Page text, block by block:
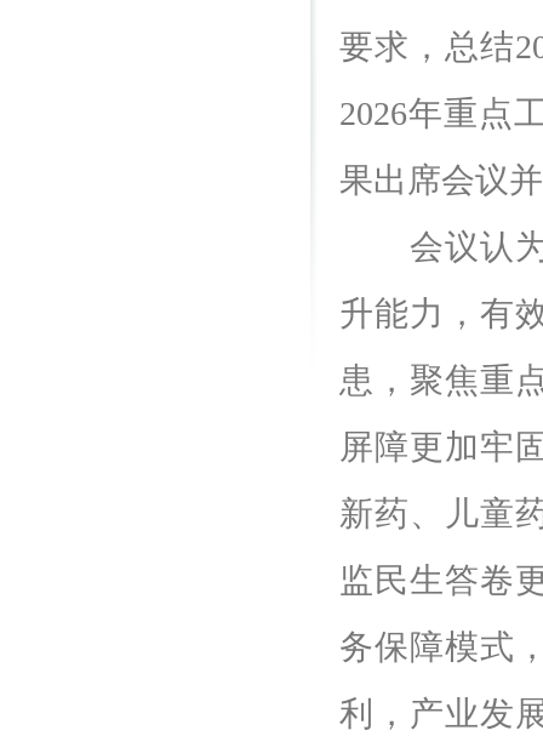
要求，总结
2026年重点
果出席会议
会议认为
升能力，有
患，聚焦重
屏障更加牢
新药、儿童
监民生答卷
务保障模式
利，产业发